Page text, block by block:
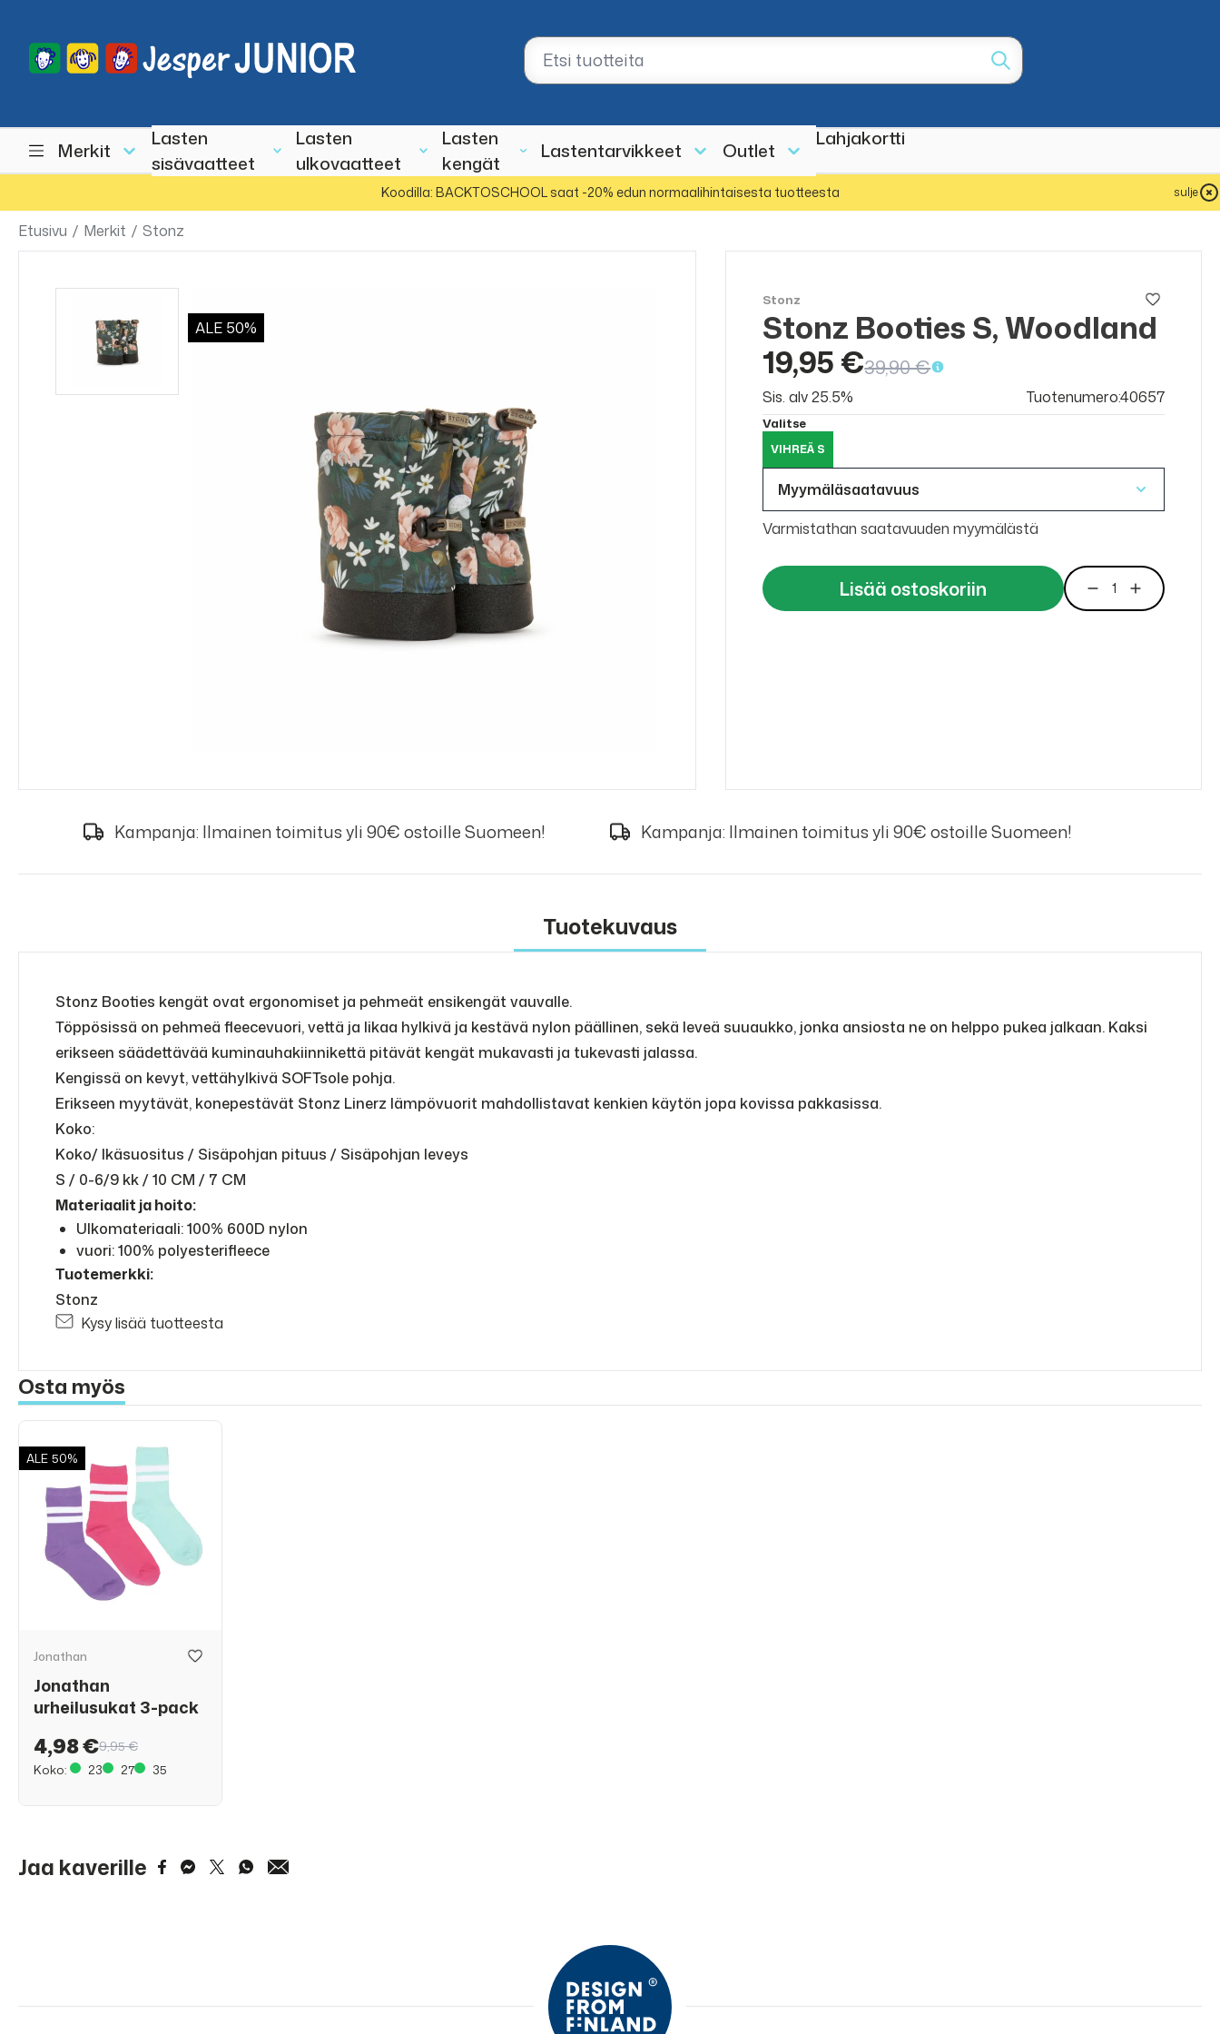
Merkit
Lasten
sisävaatteet
Lasten
ulkovaatteet
Lasten
kengät
Lastentarvikkeet Outlet
Lahjakortti
Koodilla: BACKTOSCHOOL saat -20% edun normaalihintaisesta tuotteesta sulje
Etusivu / Merkit / Stonz
ALE 50%
Stonz
Stonz Booties S, Woodland
19,95 €39,90 €
Sis. alv 25.5% Tuotenumero:40657
Valitse
VIHREÄ S
Myymäläsaatavuus
Varmistathan saatavuuden myymälästä
Lisää ostoskoriin
Kampanja: Ilmainen toimitus yli 90€ ostoille Suomeen! Kampanja: Ilmainen toimitus yli 90€ ostoille Suomeen!
Tuotekuvaus
Stonz Booties kengät ovat ergonomiset ja pehmeät ensikengät vauvalle.
Töppösissä on pehmeä fleecevuori, vettä ja likaa hylkivä ja kestävä nylon päällinen, sekä leveä suuaukko, jonka ansiosta ne on helppo pukea jalkaan. Kaksi
erikseen säädettävää kuminauhakiinnikettä pitävät kengät mukavasti ja tukevasti jalassa.
Kengissä on kevyt, vettähylkivä SOFTsole pohja.
Erikseen myytävät, konepestävät Stonz Linerz lämpövuorit mahdollistavat kenkien käytön jopa kovissa pakkasissa.
Koko:
Koko/ Ikäsuositus / Sisäpohjan pituus / Sisäpohjan leveys
S / 0-6/9 kk / 10 CM / 7 CM
Materiaalit ja hoito:
Ulkomateriaali: 100% 600D nylon
vuori: 100% polyesterifleece
Tuotemerkki:
Stonz
Kysy lisää tuotteesta
Osta myös
ALE 50%
Jonathan
Jonathan
urheilusukat 3-pack
4,98 €9,95 €
Koko:
23 27 35
Jaa kaverille